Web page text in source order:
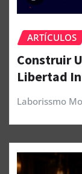
ARTÍCULOS
Construir
Libertad
Laborissmo